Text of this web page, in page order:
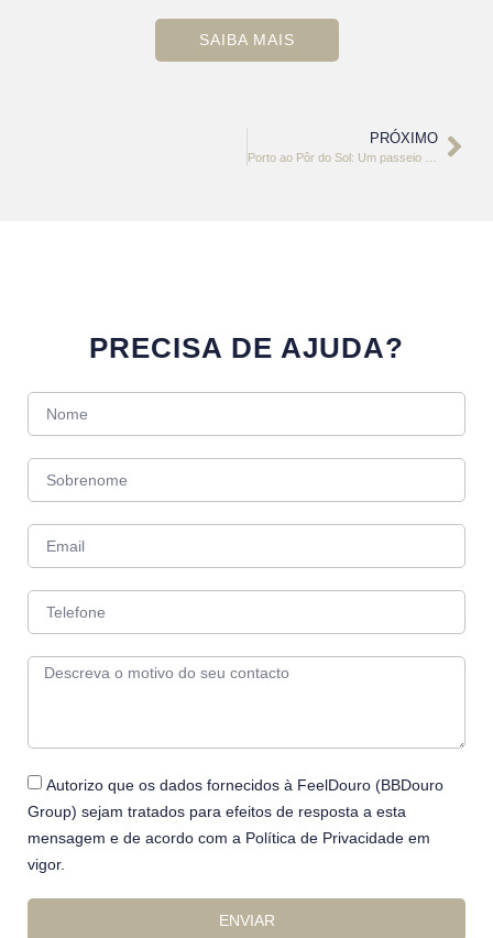
SAIBA MAIS
PRÓXIMO
PRECISA DE AJUDA?
Autorizo que os dados fornecidos à FeelDouro (BBDouro
Group) sejam tratados para efeitos de resposta a esta
mensagem e de acordo com a Política de Privacidade em
vigor.
ENVIAR